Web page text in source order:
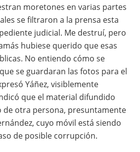
moretones en varias partes
se filtraron a la prensa esta
judicial. Me destruí, pero
hubiese querido que esas
No entiendo cómo se
se guardaran las fotos para el
Yáñez, visiblemente
que el material difundido
de otra persona, presuntamente
cuyo móvil está siendo
de posible corrupción.